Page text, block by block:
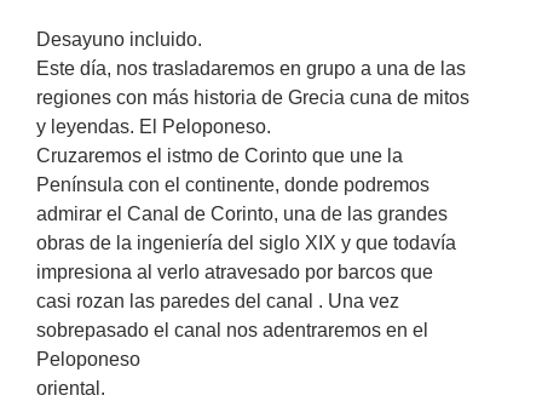
Desayuno incluido.
Este día, nos trasladaremos en grupo a una de las
regiones con más historia de Grecia cuna de mitos
y leyendas. El Peloponeso.
Cruzaremos el istmo de Corinto que une la
Península con el continente, donde podremos
admirar el Canal de Corinto, una de las grandes
obras de la ingeniería del siglo XIX y que todavía
impresiona al verlo atravesado por barcos que
casi rozan las paredes del canal . Una vez
sobrepasado el canal nos adentraremos en el
Peloponeso
oriental.